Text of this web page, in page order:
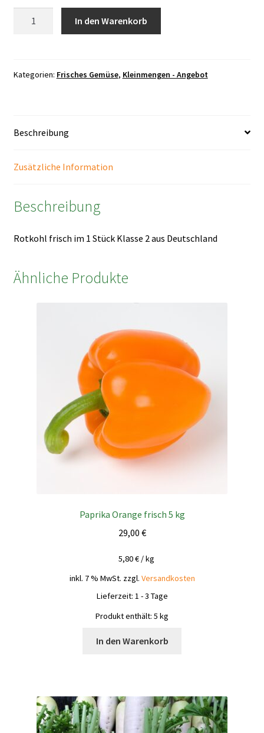
groß
In den Warenkorb
Kategorien: Frisches Gemüse, Kleinmengen - Angebot
Beschreibung
Zusätzliche Information
Beschreibung
Rotkohl frisch im 1 Stück Klasse 2 aus Deutschland
Ähnliche Produkte
Paprika Orange frisch 5 kg
29,00 €
5,80€/kg
inkl. 7 % MwSt. zzgl. Versandkosten
Lieferzeit: 1 - 3 Tage
Produkt enthält: 5 kg
In den Warenkorb